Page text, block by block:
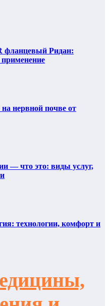
фланцевый Ридан:
применение
нервной почве от
— что это: виды услуг,
технологии, комфорт и